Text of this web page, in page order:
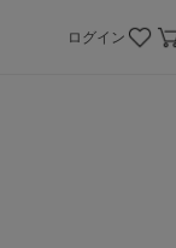
ログイン